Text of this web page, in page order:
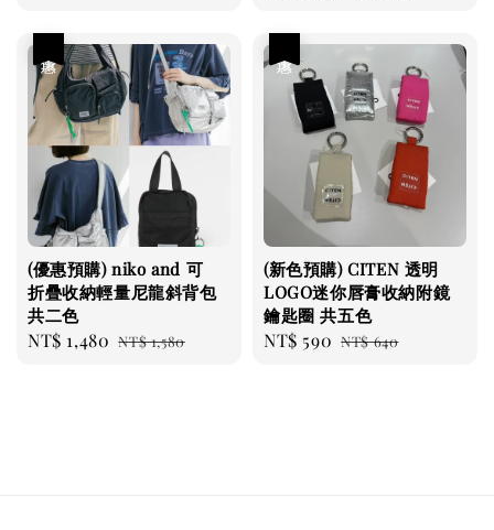
(優惠預購) niko and 可
折疊收納輕量尼龍斜背包
共二色
Sale
NT$ 1,480 Regular
NT$ 1,580
(新色預購) CITEN 透明
LOGO迷你唇膏收納附鏡
鑰匙圈 共五色
Sale
NT$ 590 Regular
NT$ 640